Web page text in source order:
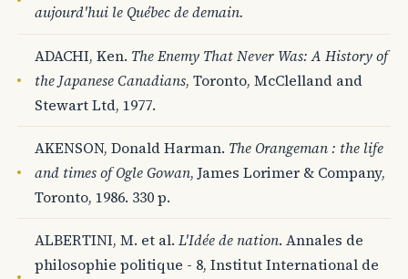
aujourd'hui le Québec de demain.
ADACHI, Ken. The Enemy That Never Was: A History of
the Japanese Canadians, Toronto, McClelland and
Stewart Ltd, 1977.
AKENSON, Donald Harman. The Orangeman : the life
and times of Ogle Gowan, James Lorimer & Company,
Toronto, 1986. 330 p.
ALBERTINI, M. et al.L'Idée de nation. Annales de
philosophie politique - 8, Institut International de